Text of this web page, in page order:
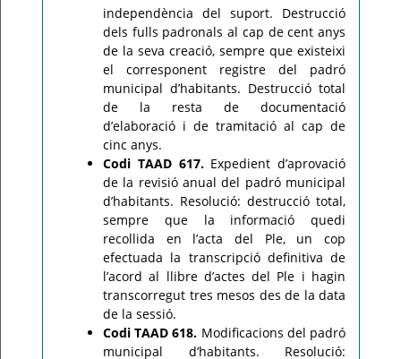
independència del suport. Destrucció
dels fulls padronals al cap de cent anys
de la seva creació, sempre que existeixi
el corresponent registre del padró
municipal d’habitants. Destrucció total
de la resta de documentació
d’elaboració i de tramitació al cap de
cinc anys.
Codi TAAD 617.Expedient d’aprovació
de la revisió anual del padró municipal
d’habitants. Resolució: destrucció total,
sempre que la informació quedi
recollida en l’acta del Ple, un cop
efectuada la transcripció definitiva de
l’acord al llibre d’actes del Ple i hagin
transcorregut tres mesos des de la data
de la sessió.
Codi TAAD 618. Modificacions del padró
municipal d’habitants. Resolució: